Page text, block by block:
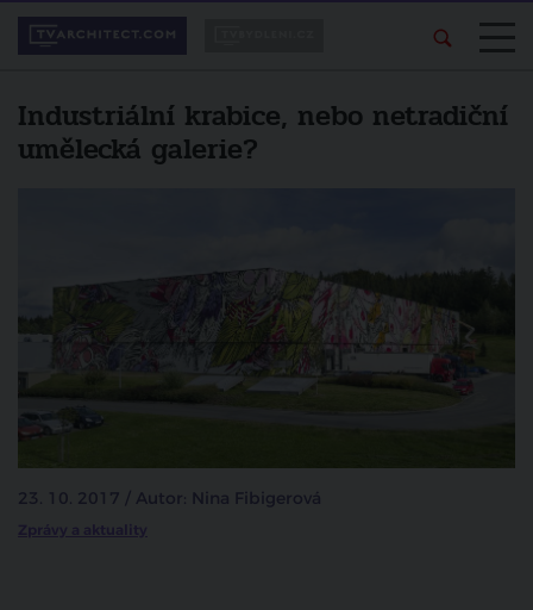
Industriální krabice, nebo netradiční
umělecká galerie?
23. 10. 2017 / Autor: Nina Fibigerová
Zprávy a aktuality